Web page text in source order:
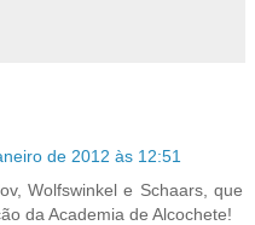
de 2012 às 12:51
Wolfswinkel e Schaars, que
da Academia de Alcochete!